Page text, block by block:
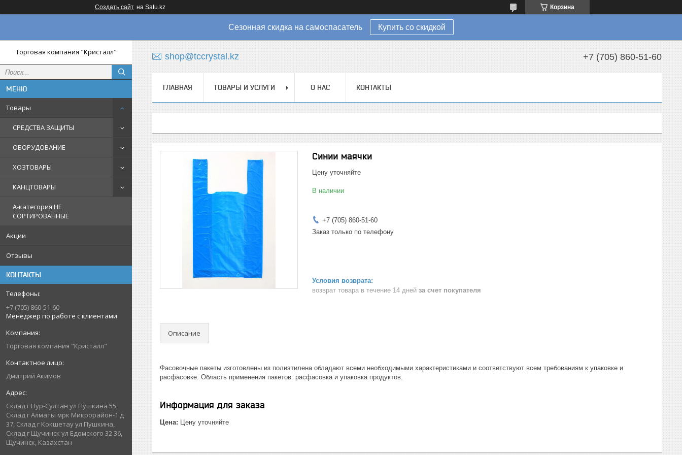
Создать сайт на Satu.kz Корзина
Сезонная скидка на самоспасатель Купить со скидкой
Торговая компания "Кристалл"
Товары
СРЕДСТВА ЗАЩИТЫ
ОБОРУДОВАНИЕ
ХОЗТОВАРЫ
КАНЦТОВАРЫ
A-категория НЕ
СОРТИРОВАННЫЕ
Акции
Отзывы
КОНТАКТЫ
+7 (705) 860-51-60
Менеджер по работе с клиентами
Торговая компания "Кристалл"
Дмитрий Акимов
Склад г Нур-Султан ул Пушкина 55,
Склад г Алматы мрк Микрорайон-1 д
37, Склад г Кокшетау ул Пушкина,
Склад г Щучинск ул Едомского 32 36,
Щучинск, Казахстан
shop@tccrystal.kz +7 (705) 860-51-60
ГЛАВНАЯ ТОВАРЫ И УСЛУГИ О НАС КОНТАКТЫ
Синии маячки
Цену уточняйте
В наличии
+7 (705) 860-51-60
Заказ только по телефону
возврат товара в течение 14 дней за счет покупателя
Описание
Фасовочные пакеты изготовлены из полиэтилена обладают всеми необходимыми характеристиками и соответствуют всем требованиям к упаковке и
расфасовке. Область применения пакетов: расфасовка и упаковка продуктов.
Информация для заказа
Цена: Цену уточняйте